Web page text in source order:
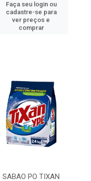
Faça seu login ou
cadastre-se para
ver preços e
comprar
SABAO PO TIXAN